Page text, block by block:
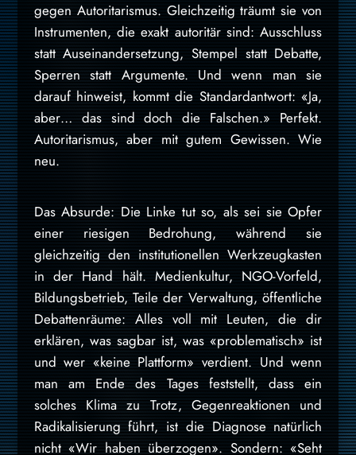
gegen Autoritarismus. Gleichzeitig träumt sie von
Instrumenten, die exakt autoritär sind: Ausschluss
statt Auseinandersetzung, Stempel statt Debatte,
Sperren statt Argumente. Und wenn man sie
darauf hinweist, kommt die Standardantwort: «Ja,
aber… das sind doch die Falschen.» Perfekt.
Autoritarismus, aber mit gutem Gewissen. Wie
neu.
Das Absurde: Die Linke tut so, als sei sie Opfer
einer riesigen Bedrohung, während sie
gleichzeitig den institutionellen Werkzeugkasten
in der Hand hält. Medienkultur, NGO-Vorfeld,
Bildungsbetrieb, Teile der Verwaltung, öffentliche
Debattenräume: Alles voll mit Leuten, die dir
erklären, was sagbar ist, was «problematisch» ist
und wer «keine Plattform» verdient. Und wenn
man am Ende des Tages feststellt, dass ein
solches Klima zu Trotz, Gegenreaktionen und
Radikalisierung führt, ist die Diagnose natürlich
nicht «Wir haben überzogen». Sondern: «Seht